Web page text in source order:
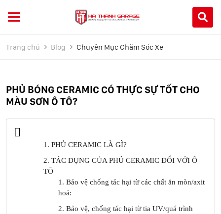
Trang chủ Blog Chuyên Mục Chăm Sóc Xe
PHỦ BÓNG CERAMIC CÓ THỰC SỰ TỐT CHO
MÀU SƠN Ô TÔ?
1. PHỦ CERAMIC LÀ GÌ?
2. TÁC DỤNG CỦA PHỦ CERAMIC ĐỐI VỚI Ô
TÔ
1. Bảo vệ chống tác hại từ các chất ăn mòn/axit
hoá:
2. Bảo vệ, chống tác hại từ tia UV/quá trình